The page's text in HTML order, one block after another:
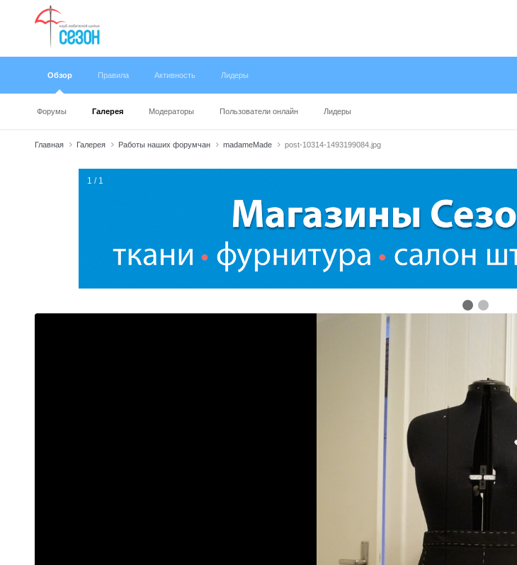
Обзор
Форумы Галерея Модераторы Пользователи онлайн Лидеры
Правила Активность Лидеры
Главная Галерея Работы наших форумчан madameMade post-10314-1493199084.jpg
1 / 1